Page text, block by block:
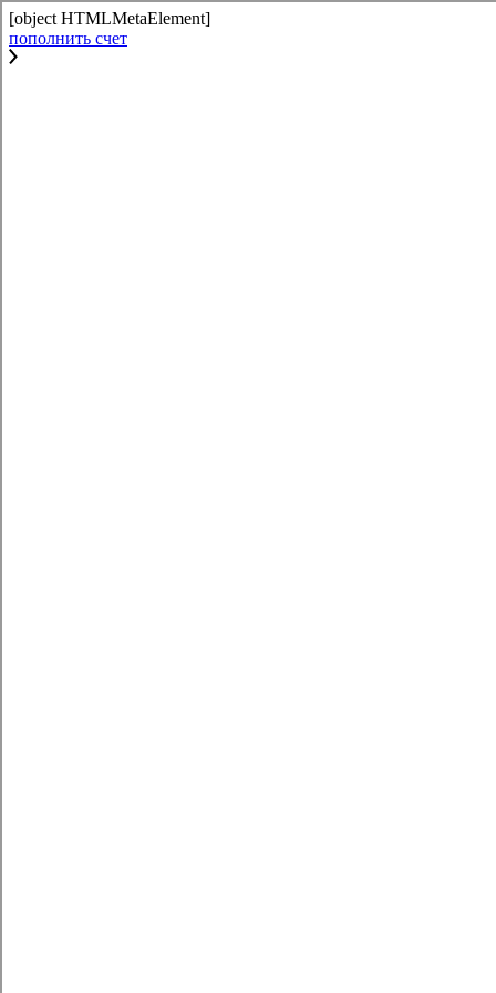
[object HTMLMetaElement]
пополнить счет